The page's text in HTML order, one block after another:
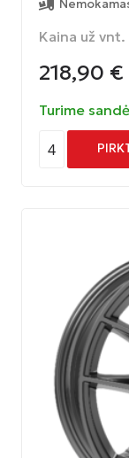
Kaina už vnt.
218,90 €
Turime
4